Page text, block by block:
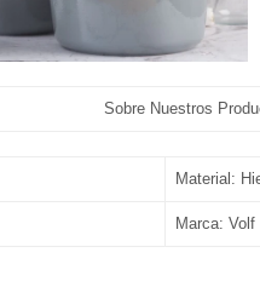
Material:
Marca: Volf